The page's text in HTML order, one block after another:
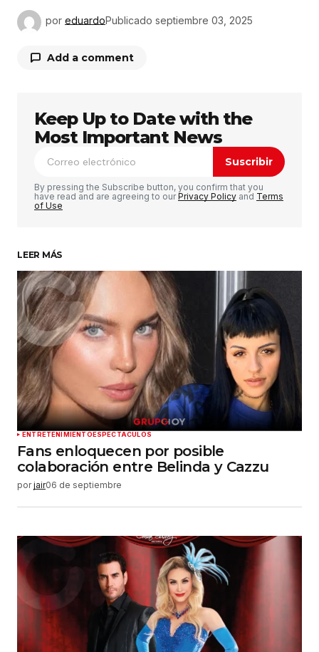
por eduardoPublicado septiembre 03, 2025
Add a comment
Tu dirección de correo electrónico no será
publicada. Los campos obligatorios están
marcados con*
Comentario *
Su nombre*
Tu correo electrónico*
Guardar mi nombre, correo electrónico y sitio
web en este navegador para la próxima vez que
haga un comentario.
Enviar comentario
Keep Up to Date with the
Most Important News
Suscribir
By pressing the Subscribe button, you confirm that you
have read and are agreeing to ourPrivacy Policy and Terms
of Use
LEER MÁS
ENTRETENIMIENTOESPECTÁCULOS
Fans enloquecen por posible
colaboración entre Belinda y Cazzu
por jair06 de septiembre